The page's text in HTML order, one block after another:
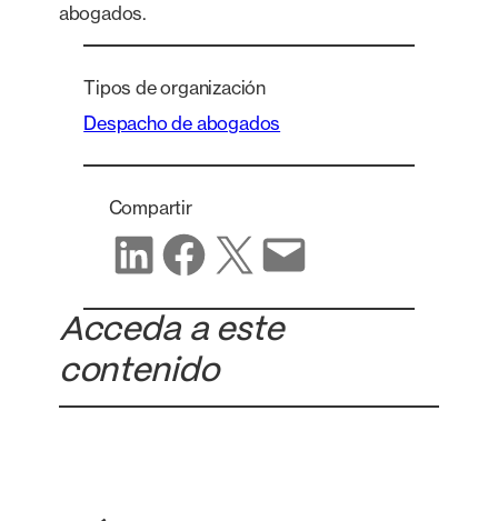
abogados.
Tipos de organización
Despacho de abogados
Compartir
Compartir en LinkedIn Compartir en Facebook Compartir en X Compartir por correo electrónico
Acceda a este
contenido